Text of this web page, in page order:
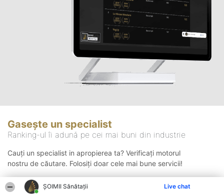
ŞOIMII Sănătații Live chat
Gasește un specialist
Ranking-ul îi adună pe cei mai buni din industrie
Cauți un specialist in apropierea ta? Verificați motorul
nostru de căutare. Folosiți doar cele mai bune servicii!